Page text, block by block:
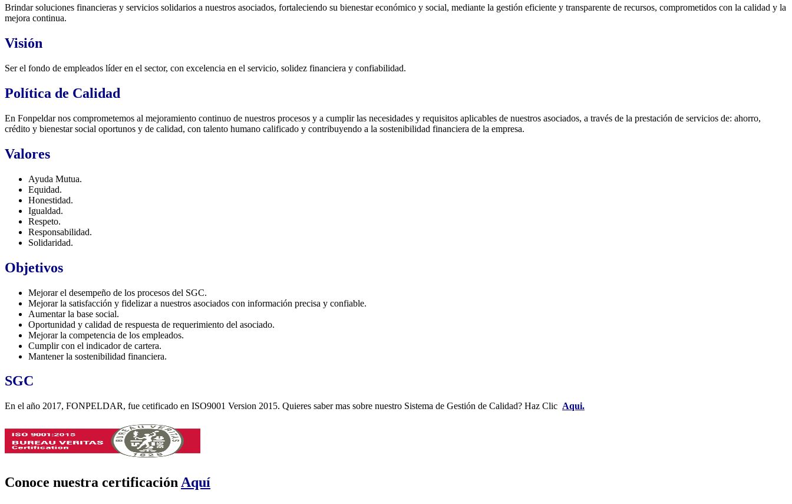
Brindar soluciones financieras y servicios solidarios a nuestros asociados, fortaleciendo su bienestar económico y social, mediante la gestión eficiente y transparente de recursos, comprometidos con la calidad y la
mejora continua.
Visión
Ser el fondo de empleados líder en el sector, con excelencia en el servicio, solidez financiera y confiabilidad.
Política de Calidad
En Fonpeldar nos comprometemos al mejoramiento continuo de nuestros procesos y a cumplir las necesidades y requisitos aplicables de nuestros asociados, a través de la prestación de servicios de: ahorro,
crédito y bienestar social oportunos y de calidad, con talento humano calificado y contribuyendo a la sostenibilidad financiera de la empresa.
Valores
Ayuda Mutua.
Equidad.
Honestidad.
Igualdad.
Respeto.
Responsabilidad.
Solidaridad.
Objetivos
Mejorar el desempeño de los procesos del SGC.
Mejorar la satisfacción y fidelizar a nuestros asociados con información precisa y confiable.
Aumentar la base social.
Oportunidad y calidad de respuesta de requerimiento del asociado.
Mejorar la competencia de los empleados.
Cumplir con el indicador de cartera.
Mantener la sostenibilidad financiera.
SGC
En el año 2017, FONPELDAR, fue cetificado en ISO9001 Version 2015. Quieres saber mas sobre nuestro Sistema de Gestión de Calidad? Haz Clic Aqui.
Conoce nuestra certificación Aquí